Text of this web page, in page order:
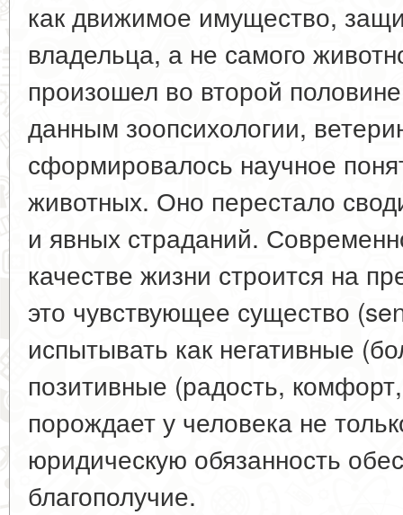
как движимое имущество,
владельца, а не самого
произошел во второй
данным зоопсихологии,
сформировалось научное
животных. Оно перестало
и явных страданий.
качестве жизни строится на
это чувствующее существо
испытывать как негативные
позитивные (радость,
порождает у человека не
юридическую обязанность
благополучие.